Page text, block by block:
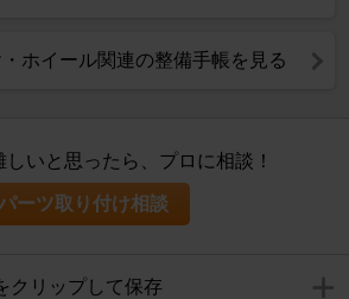
ホイール関連の整備手帳を見る
しいと思ったら、プロに相談！
ーツ取り付け相談
クリップして保存